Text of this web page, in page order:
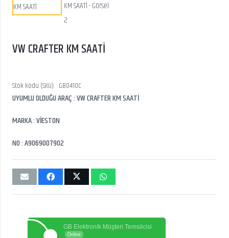
VW CRAFTER KM SAATİ
Stok kodu (SKU): GB0410C
UYUMLU OLDUĞU ARAÇ : VW CRAFTER KM SAATİ
MARKA : VİESTON
NO : A9069007902
GB Elektronik Müşteri Temsilcisi
Online